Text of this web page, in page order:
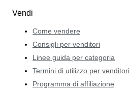
Vendi
Come vendere
Consigli per venditori
Linee guida per categoria
Termini di utilizzo per venditori
Programma di affiliazione